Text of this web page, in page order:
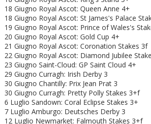
18 Giugno Royal Ascot: Queen Anne 4+
18 Giugno Royal Ascot: St James's Palace
19 Giugno Royal Ascot: Prince of Wales's
20 Giugno Royal Ascot: Gold Cup 4+
21 Giugno Royal Ascot: Coronation Stakes 3f
22 Giugno Royal Ascot: Diamond Jubilee
23 Giugno Saint-Cloud: GP Saint Cloud 4+
29 Giugno Curragh: Irish Derby 3
30 Giugno Chantilly: Prix Jean Prat 3
30 Giugno Curragh: Pretty Polly Stakes 3+f
6 Luglio Sandown: Coral Eclipse Stakes 3+
7 Luglio Amburgo: Deutsches Derby 3
12 Luglio Newmarket: Falmouth Stakes 3+f